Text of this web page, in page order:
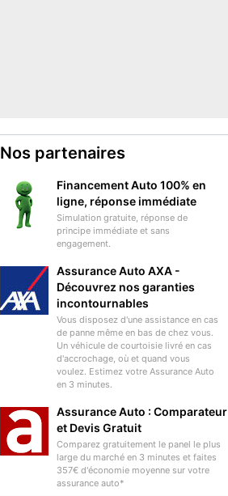
Nos partenaires
Financement Auto 100% en
ligne, réponse immédiate
Simulation gratuite, réponse de
principe immédiate et sans
engagement.
Assurance Auto AXA -
Découvrez nos garanties
incontournables
Vous disposez d'une assistance en cas
de panne même en bas de chez vous.
Un véhicule de courtoisie livré en cas
d'accrochage, où et quand vous
voulez. Estimez votre Assurance Auto
en 3 minutes.
Assurance Auto : Comparateur
et Devis Gratuit
Comparez gratuitement le panel le plus
large du marché en 3 minutes et faites
357€ d'économie moyenne sur votre
assurance auto*